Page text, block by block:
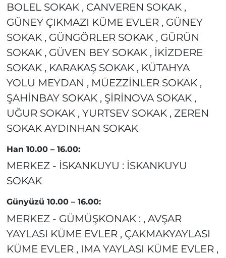
BOLEL SOKAK , CANVEREN SOKAK ,
GÜNEY ÇIKMAZI KÜME EVLER , GÜNEY
SOKAK , GÜNGÖRLER SOKAK , GÜRÜN
SOKAK , GÜVEN BEY SOKAK , İKİZDERE
SOKAK , KARAKAŞ SOKAK , KÜTAHYA
YOLU MEYDAN , MÜEZZİNLER SOKAK ,
ŞAHİNBAY SOKAK , ŞİRİNOVA SOKAK ,
UĞUR SOKAK , YURTSEV SOKAK , ZEREN
SOKAK AYDINHAN SOKAK
Han 10.00 – 16.00:
MERKEZ - İSKANKUYU : İSKANKUYU
SOKAK
Günyüzü 10.00 – 16.00:
MERKEZ - GÜMÜŞKONAK : , AVŞAR
YAYLASI KÜME EVLER , ÇAKMAKYAYLASI
KÜME EVLER , IMA YAYLASI KÜME EVLER ,